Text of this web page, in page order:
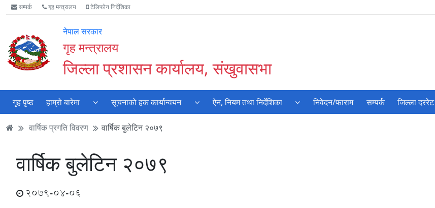
Accessibility
Mode
गर्नुहोस्
मुख्य
सामाग्री
मुख्य
नेभिगेसन
वेबसाइट
खोजमा
सम्पर्क गृह मन्त्रालय टेलिफोन निर्देशिका
नेपाल सरकार
गृह मन्त्रालय
जिल्ला प्रशासन कार्यालय, संखुवासभा
गृह पृष्ठ हाम्रो बारेमा सूचनाको हक कार्यान्वयन ऐन, नियम तथा निर्देशिका निवेदन/फाराम सम्पर्क जिल्ला दररेट
वार्षिक प्रगति विवरण वार्षिक बुलेटिन २०७९
वार्षिक बुलेटिन २०७९
2079-04-06